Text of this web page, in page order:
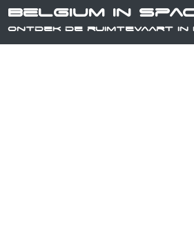
Belgium in
Ontdek de ruimtevaart in